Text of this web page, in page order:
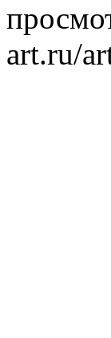
art.ru/